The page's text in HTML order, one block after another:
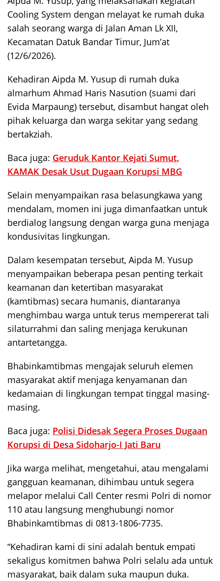
Cooling System dengan melayat ke rumah duka
salah seorang warga di Jalan Aman Lk XII,
Kecamatan Datuk Bandar Timur, Jum’at
(12/6/2026).
Kehadiran Aipda M. Yusup di rumah duka
almarhum Ahmad Haris Nasution (suami dari
Evida Marpaung) tersebut, disambut hangat oleh
pihak keluarga dan warga sekitar yang sedang
bertakziah.
Baca juga: Geruduk Kantor Kejati Sumut,
KAMAK Desak Usut Dugaan Korupsi MBG
Selain menyampaikan rasa belasungkawa yang
mendalam, momen ini juga dimanfaatkan untuk
berdialog langsung dengan warga guna menjaga
kondusivitas lingkungan.
Dalam kesempatan tersebut, Aipda M. Yusup
menyampaikan beberapa pesan penting terkait
keamanan dan ketertiban masyarakat
(kamtibmas) secara humanis, diantaranya
menghimbau warga untuk terus mempererat tali
silaturrahmi dan saling menjaga kerukunan
antartetangga.
Bhabinkamtibmas mengajak seluruh elemen
masyarakat aktif menjaga kenyamanan dan
kedamaian di lingkungan tempat tinggal masing-
masing.
Baca juga: Polisi Didesak Segera Proses Dugaan
Korupsi di Desa Sidoharjo-I Jati Baru
Jika warga melihat, mengetahui, atau mengalami
gangguan keamanan, dihimbau untuk segera
melapor melalui Call Center resmi Polri di nomor
110 atau langsung menghubungi nomor
Bhabinkamtibmas di 0813-1806-7735.
“Kehadiran kami di sini adalah bentuk empati
sekaligus komitmen bahwa Polri selalu ada untuk
masyarakat, baik dalam suka maupun duka.